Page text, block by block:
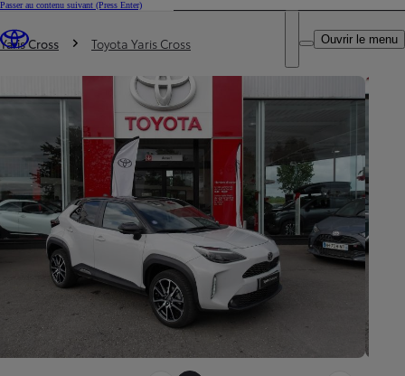
Passer au contenu suivant (Press Enter)
Trouvez un partenaire Toyota
DEALER NAME
Ouvrir le menu
Vous êtes ici
Yaris Cross Toyota Yaris Cross